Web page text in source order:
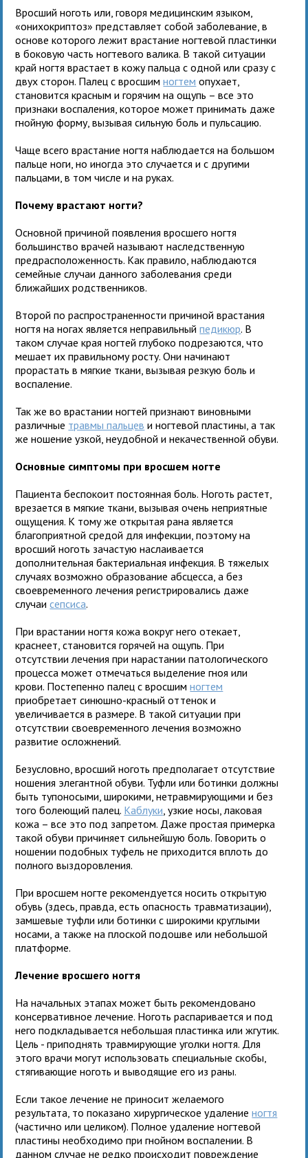
Вросший ноготь или, говоря медицинским языком,
«онихокриптоз» представляет собой заболевание, в
основе которого лежит врастание ногтевой пластинки
в боковую часть ногтевого валика. В такой ситуации
край ногтя врастает в кожу пальца с одной или сразу с
двух сторон. Палец с вросшимногтем опухает,
становится красным и горячим на ощупь – все это
признаки воспаления, которое может принимать даже
гнойную форму, вызывая сильную боль и пульсацию.
Чаще всего врастание ногтя наблюдается на большом
пальце ноги, но иногда это случается и с другими
пальцами, в том числе и на руках.
Почему врастают ногти?
Основной причиной появления вросшего ногтя
большинство врачей называют наследственную
предрасположенность. Как правило, наблюдаются
семейные случаи данного заболевания среди
ближайших родственников.
Второй по распространенности причиной врастания
ногтя на ногах является неправильныйпедикюр. В
таком случае края ногтей глубоко подрезаются, что
мешает их правильному росту. Они начинают
прорастать в мягкие ткани, вызывая резкую боль и
воспаление.
Так же во врастании ногтей признают виновными
различные травмы пальцев и ногтевой пластины, а так
же ношение узкой, неудобной и некачественной обуви.
Основные симптомы при вросшем ногте
Пациента беспокоит постоянная боль. Ноготь растет,
врезается в мягкие ткани, вызывая очень неприятные
ощущения. К тому же открытая рана является
благоприятной средой для инфекции, поэтому на
вросший ноготь зачастую наслаивается
дополнительная бактериальная инфекция. В тяжелых
случаях возможно образование абсцесса, а без
своевременного лечения регистрировались даже
случаисепсиса.
При врастании ногтя кожа вокруг него отекает,
краснеет, становится горячей на ощупь. При
отсутствии лечения при нарастании патологического
процесса может отмечаться выделение гноя или
крови. Постепенно палец с вросшимногтем
приобретает синюшно-красный оттенок и
увеличивается в размере. В такой ситуации при
отсутствии своевременного лечения возможно
развитие осложнений.
Безусловно, вросший ноготь предполагает отсутствие
ношения элегантной обуви. Туфли или ботинки должны
быть тупоносыми, широкими, нетравмирующими и без
того болеющий палец. Каблуки , узкие носы, лаковая
кожа – все это под запретом. Даже простая примерка
такой обуви причиняет сильнейшую боль. Говорить о
ношении подобных туфель не приходится вплоть до
полного выздоровления.
При вросшем ногте рекомендуется носить открытую
обувь (здесь, правда, есть опасность травматизации),
замшевые туфли или ботинки с широкими круглыми
носами, а также на плоской подошве или небольшой
платформе.
Лечение вросшего ногтя
На начальных этапах может быть рекомендовано
консервативное лечение. Ноготь распаривается и под
него подкладывается небольшая пластинка или жгутик.
Цель - приподнять травмирующие уголки ногтя. Для
этого врачи могут использовать специальные скобы,
стягивающие ноготь и выводящие его из раны.
Если такое лечение не приносит желаемого
результата, то показано хирургическое удалениеногтя
(частично или целиком). Полное удаление ногтевой
пластины необходимо при гнойном воспалении. В
данном случае не редко происходит повреждение